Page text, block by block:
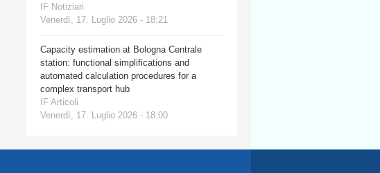
IF Notiziari
Venerdì, 17. Luglio 2026 - 18:21
Capacity estimation at Bologna Centrale
station: functional simplifications and
automated calculation procedures for a
complex transport hub
IF Articoli
Venerdì, 17. Luglio 2026 - 18:00